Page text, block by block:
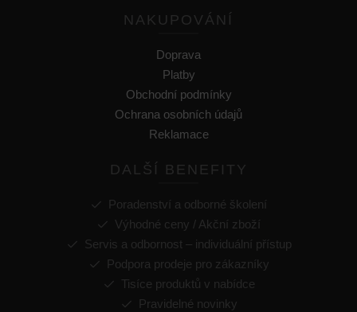
NAKUPOVÁNÍ
Doprava
Platby
Obchodní podmínky
Ochrana osobních údajů
Reklamace
DALŠÍ BENEFITY
Poradenství a odborné školení
Výhodné ceny / Akční zboží
Servis a odbornost – individuální přístup
Podpora prodeje pro zákazníky
Tisíce produktů v nabídce
Pravidelné novinky